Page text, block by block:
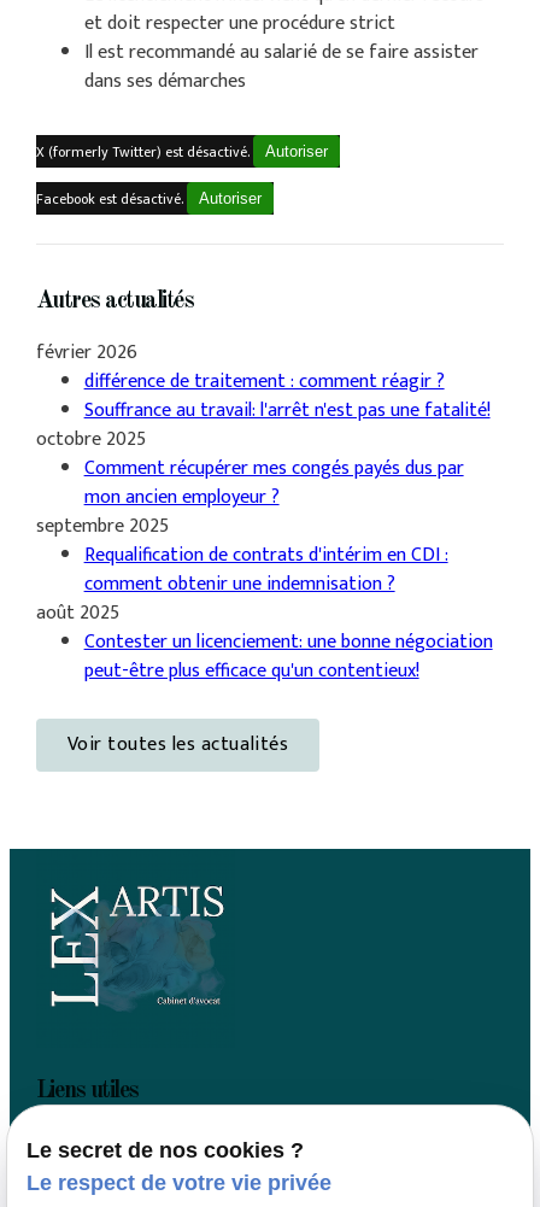
et doit respecter une procédure strict
Il est recommandé au salarié de se faire assister
dans ses démarches
X (formerly Twitter) est désactivé. Autoriser
Facebook est désactivé. Autoriser
Autres actualités
février 2026
différence de traitement : comment réagir ?
Souffrance au travail: l'arrêt n'est pas une fatalité!
octobre 2025
Comment récupérer mes congés payés dus par
mon ancien employeur ?
septembre 2025
Requalification de contrats d'intérim en CDI :
comment obtenir une indemnisation ?
août 2025
Contester un licenciement: une bonne négociation
peut-être plus efficace qu'un contentieux!
Voir toutes les actualités
Liens utiles
Accueil
Votre avocat
Le secret de nos cookies ?
Le respect de votre vie privée